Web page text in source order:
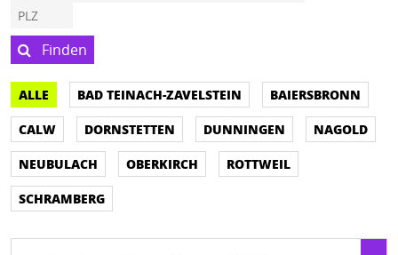
Finden
ALLE BAD TEINACH-ZAVELSTEIN
BAIERSBRONN
CALW
DORNSTETTEN DUNNINGEN
NAGOLD
NEUBULACH
OBERKIRCH
ROTTWEIL
SCHRAMBERG